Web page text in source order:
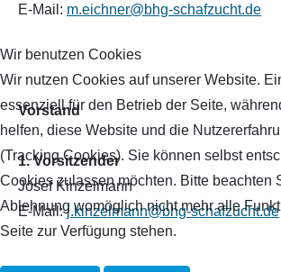
E-Mail: m.eichner@bhg-schafzucht.de
Vorstand
1. Vorsitzender
Josef Kinzelmann
E-Mail:j.kinzelmann@bhg-schafzucht.de
Wir benutzen Cookies
Wir nutzen Cookies auf unserer Website.
essenziell für den Betrieb der Seite,
helfen, diese Website und die
(Tracking Cookies). Sie können selbst
Cookies zulassen möchten. Bitte beachten
Ablehnung womöglich nicht mehr alle
Seite zur Verfügung stehen.